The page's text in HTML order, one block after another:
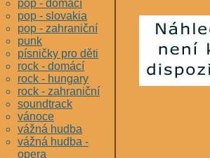
pop - domácí
pop - slovakia
pop - zahraniční
punk
písničky pro děti
rock - domácí
rock - hungary
rock - zahraniční
soundtrack
vánoce
vážná hudba
vážná hudba -
opera